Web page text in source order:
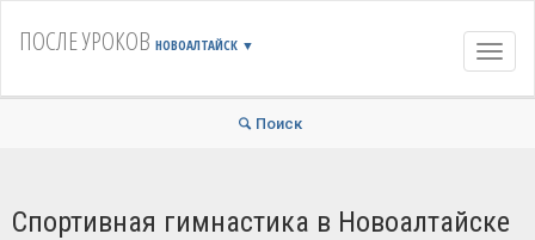
ПОСЛЕ УРОКОВ НОВОАЛТАЙСК ▼
Поиск
Спортивная гимнастика в Новоалтайске